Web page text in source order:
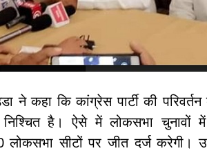
ने कहा कि कांग्रेस पार्टी की
है। ऐसे में लोकसभा चुनावों में
लोकसभा सीटों पर जीत दर्ज करेगी।